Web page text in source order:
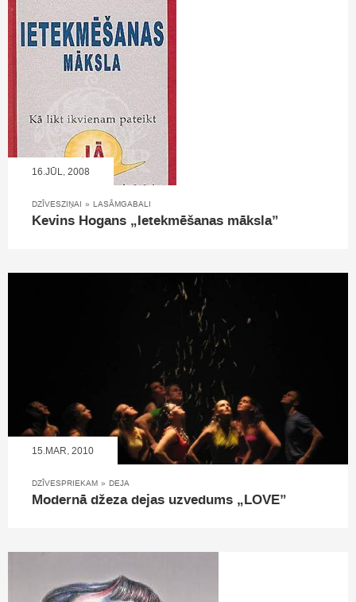
16.JŪL, 2008
DZĪVESZIŅAI » LASĀMGABALI
Kevins Hogans „Ietekmēšanas māksla”
15.MAR, 2010
DZĪVESPRIEKAM » DEJA
Modernā džeza dejas uzvedums „LOVE”